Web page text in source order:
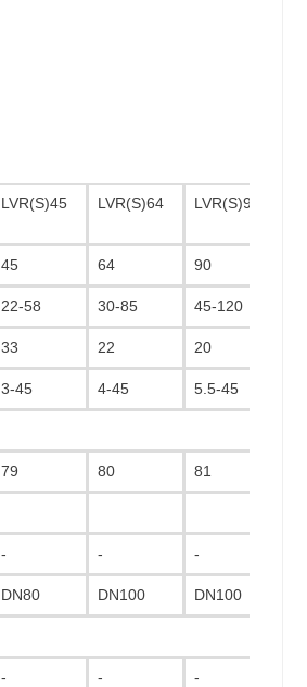
LVR(S)45 LVR(S)64 LVR(S)90
45 64 90
22-58 30-85 45-120
33 22 20
3-45 4-45 5.5-45
79 80 81
- - -
DN80 DN100 DN100
- - -